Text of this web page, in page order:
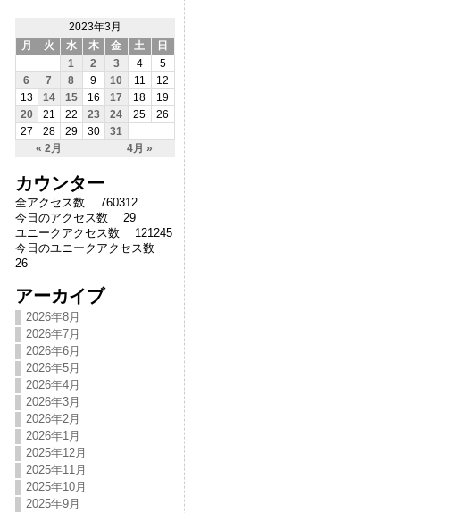
2023年3月
月
火 水 木 金 土 日
« 2月 4月 »
1 2 3 4
5
6
7 8 9 10 11
12
13
14 15 16 17 18
19
20
21 22 23 24 25
26
27
28 29 30 31
カウンター
全アクセス数 760312
今日のアクセス数 29
ユニークアクセス数 121245
今日のユニークアクセス数
26
アーカイブ
2026年8月
2026年7月
2026年6月
2026年5月
2026年4月
2026年3月
2026年2月
2026年1月
2025年12月
2025年11月
2025年10月
2025年9月